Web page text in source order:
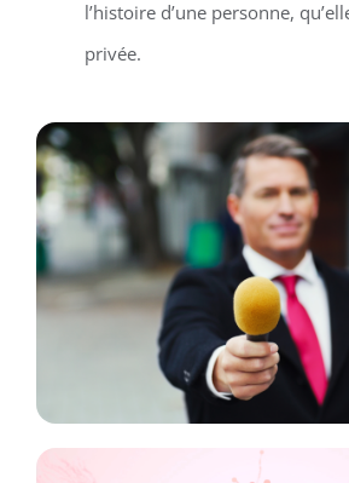
l’histoire d’une personne,
privée.